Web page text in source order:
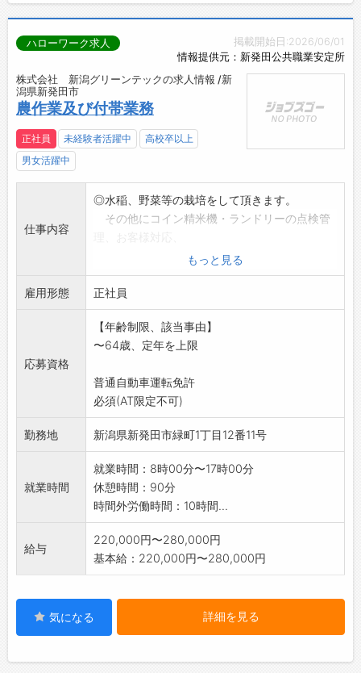
掲載開始日:2026/06/01
情報提供元：新発田公共職業安定所
ハローワーク求人
株式会社 新潟グリーンテックの求人情報 /新
潟県新発田市
農作業及び付帯業務
正社員 未経験者活躍中
高校卒以上
男女活躍中
仕事内容
◎水稲、野菜等の栽培をして頂きます。
その他にコイン精米機・ランドリーの点検管
除草作業。冬場になるとコイン精米機・ラン
ドリー置き場の
除雪を行って頂きます。
※変更範囲:無
もっと見る
雇用形態 正社員
応募資格
【年齢制限、該当事由】
〜64歳、定年を上限
普通自動車運転免許
必須(AT限定不可)
勤務地 新潟県新発田市緑町1丁目12番11号
就業時間
就業時間：8時00分〜17時00分
休憩時間：90分
時間外労働時間：10時間...
給与
220,000円〜280,000円
基本給：220,000円〜280,000円
気になる 詳細を見る